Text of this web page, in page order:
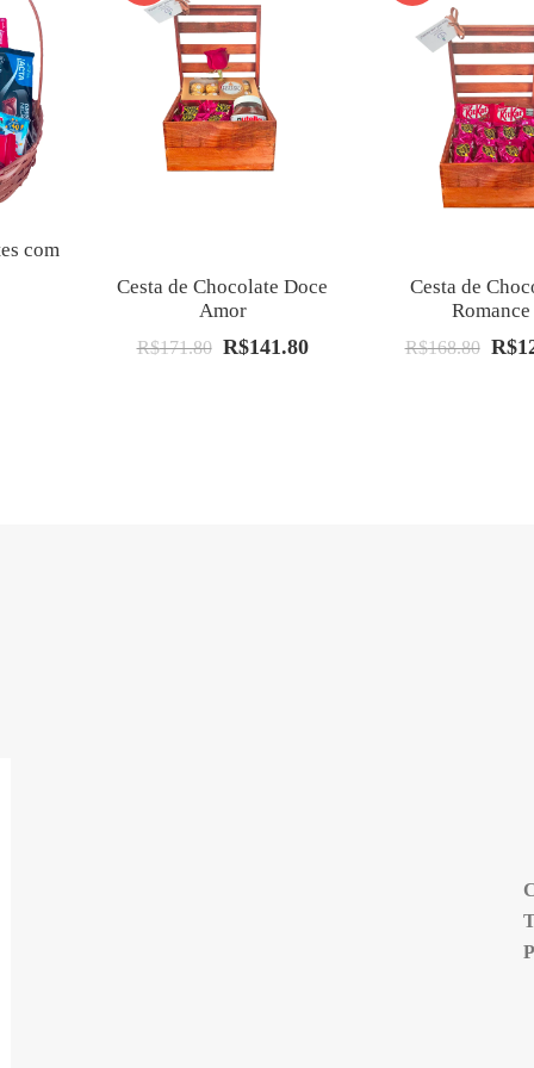
com
Cesta de Chocolate Doce
Amor
R$171.80 O
R$141.80O
Cesta de
Romance
R$168.80 O
R$